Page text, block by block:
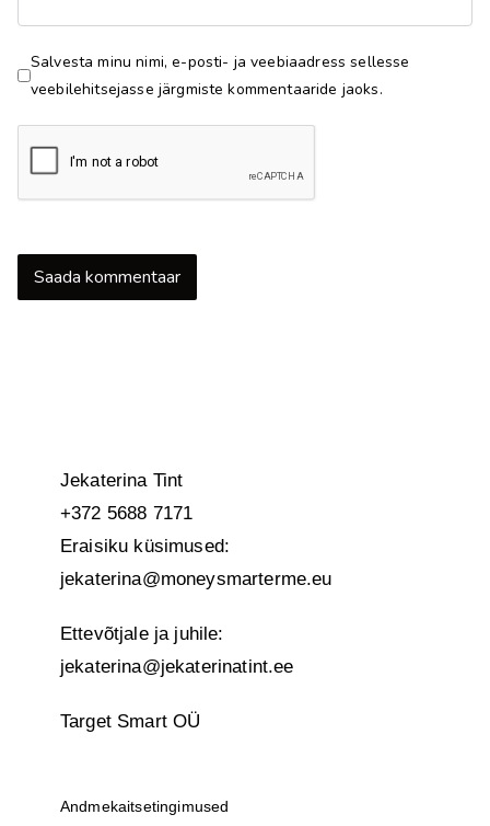
Salvesta minu nimi, e-posti- ja veebiaadress sellesse
veebilehitsejasse järgmiste kommentaaride jaoks.
Jekaterina Tint
+372 5688 7171
Eraisiku küsimused:
jekaterina@moneysmarterme.eu
Ettevõtjale ja juhile:
jekaterina@jekaterinatint.ee
Target Smart OÜ
Andmekaitsetingimused